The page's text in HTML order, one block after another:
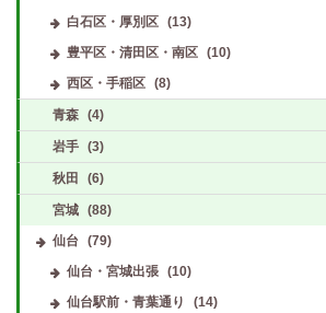
白石区・厚別区
(13)
豊平区・清田区・南区
(10)
西区・手稲区
(8)
青森 (4)
岩手 (3)
秋田 (6)
宮城 (88)
仙台 (79)
仙台・宮城出張
(10)
仙台駅前・青葉通り
(14)